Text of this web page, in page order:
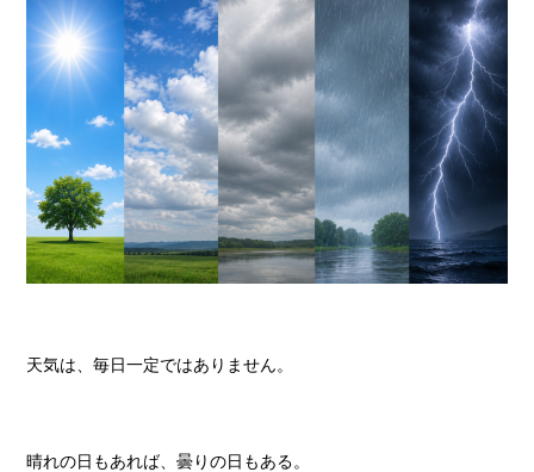
天気は、毎日一定ではありません。
晴れの日もあれば、曇りの日もある。